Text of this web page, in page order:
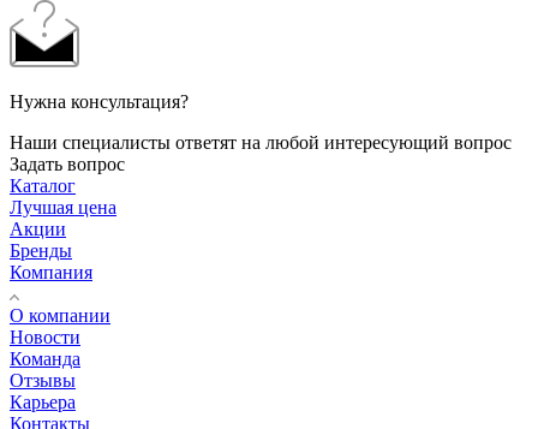
Нужна консультация?
Наши специалисты ответят на любой интересующий вопрос
Задать вопрос
Каталог
Лучшая цена
Акции
Бренды
Компания
О компании
Новости
Команда
Отзывы
Карьера
Контакты